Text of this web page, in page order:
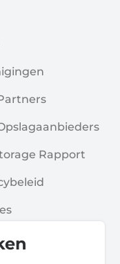
Rapport
Voorwaarde